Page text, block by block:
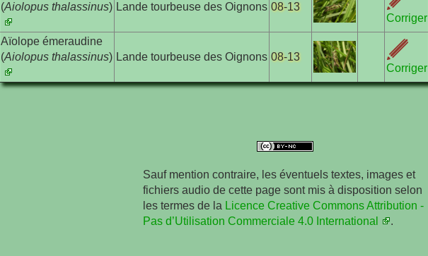
(Aiolopus thalassinus) Lande tourbeuse des Oignons 08-13
Corriger
Aïolope émeraudine
(Aiolopus thalassinus) Lande tourbeuse des Oignons 08-13
Corriger
Sauf mention contraire, les éventuels textes, images et
fichiers audio de cette page sont mis à disposition selon
les termes de la Licence Creative Commons Attribution -
Pas d’Utilisation Commerciale 4.0 International
.